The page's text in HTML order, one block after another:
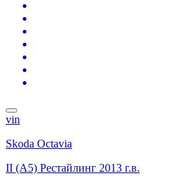
vin
Skoda Octavia
II (A5) Рестайлинг 2013 г.в.